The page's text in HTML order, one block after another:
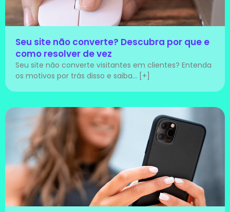
Seu site não converte? Descubra por que e
como resolver de vez
Seu site não converte visitantes em clientes? Entenda
os motivos por trás disso e saiba... [+]